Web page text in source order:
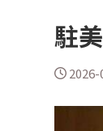
駐
2026-